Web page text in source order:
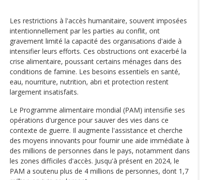
Les restrictions à l'accès humanitaire, souvent imposées
intentionnellement par les parties au conflit, ont
gravement limité la capacité des organisations d'aide à
intensifier leurs efforts. Ces obstructions ont exacerbé la
crise alimentaire, poussant certains ménages dans des
conditions de famine. Les besoins essentiels en santé,
eau, nourriture, nutrition, abri et protection restent
largement insatisfaits.
Le Programme alimentaire mondial (PAM) intensifie ses
opérations d'urgence pour sauver des vies dans ce
contexte de guerre. Il augmente l'assistance et cherche
des moyens innovants pour fournir une aide immédiate à
des millions de personnes dans le pays, notamment dans
les zones difficiles d'accès. Jusqu'à présent en 2024, le
PAM a soutenu plus de 4 millions de personnes, dont 1,7